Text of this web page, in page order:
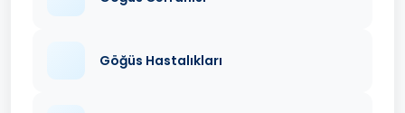
Göğüs Hastalıkları